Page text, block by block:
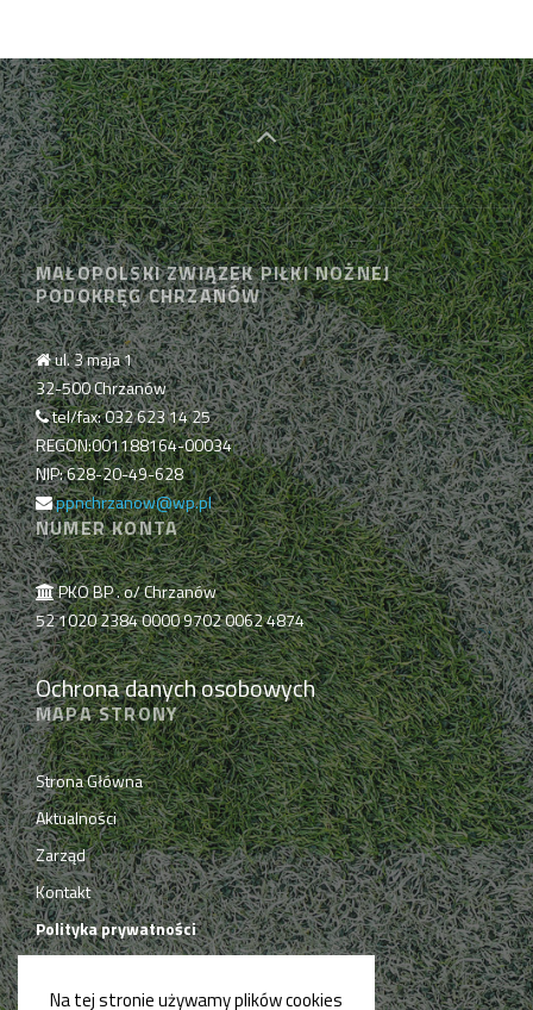
MAŁOPOLSKI ZWIĄZEK PIŁKI NOŻNEJ
PODOKRĘG CHRZANÓW
ul. 3 maja 1
32-500 Chrzanów
tel/fax: 032 623 14 25
REGON:001188164-00034
NIP: 628-20-49-628
ppnchrzanow@wp.pl
NUMER KONTA
PKO BP . o/ Chrzanów
52 1020 2384 0000 9702 0062 4874
Ochrona danych osobowych
MAPA STRONY
Strona Główna
Aktualności
Zarząd
Kontakt
Polityka prywatności
Na tej stronie używamy plików cookies